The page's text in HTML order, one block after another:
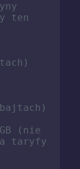
ten
(nie
taryfy